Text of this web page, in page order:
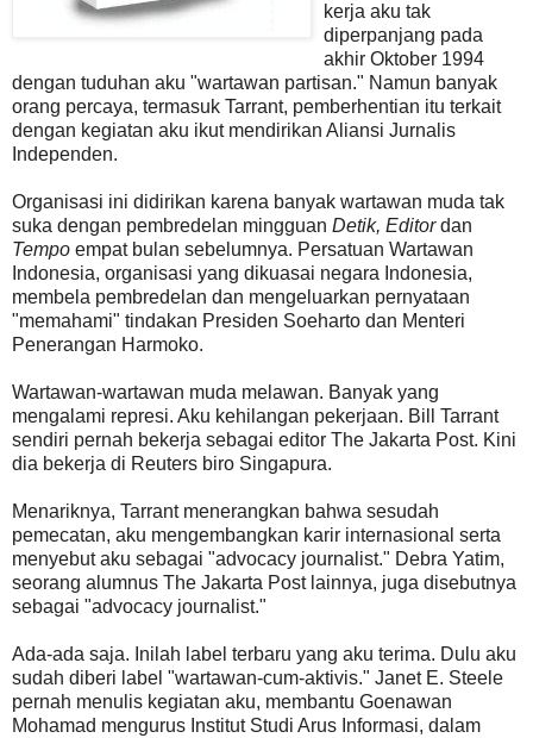
kerja aku tak
diperpanjang pada
akhir Oktober 1994
dengan tuduhan aku "wartawan partisan." Namun banyak
orang percaya, termasuk Tarrant, pemberhentian itu terkait
dengan kegiatan aku ikut mendirikan Aliansi Jurnalis
Independen.
Organisasi ini didirikan karena banyak wartawan muda tak
suka dengan pembredelan mingguan Detik, Editordan
Tempo empat bulan sebelumnya. Persatuan Wartawan
Indonesia, organisasi yang dikuasai negara Indonesia,
membela pembredelan dan mengeluarkan pernyataan
"memahami" tindakan Presiden Soeharto dan Menteri
Penerangan Harmoko.
Wartawan-wartawan muda melawan. Banyak yang
mengalami represi. Aku kehilangan pekerjaan. Bill Tarrant
sendiri pernah bekerja sebagai editor The Jakarta Post. Kini
dia bekerja di Reuters biro Singapura.
Menariknya, Tarrant menerangkan bahwa sesudah
pemecatan, aku mengembangkan karir internasional serta
menyebut aku sebagai "advocacy journalist." Debra Yatim,
seorang alumnus The Jakarta Post lainnya, juga disebutnya
sebagai "advocacy journalist."
Ada-ada saja. Inilah label terbaru yang aku terima. Dulu aku
sudah diberi label "wartawan-cum-aktivis." Janet E. Steele
pernah menulis kegiatan aku, membantu Goenawan
Mohamad mengurus Institut Studi Arus Informasi, dalam